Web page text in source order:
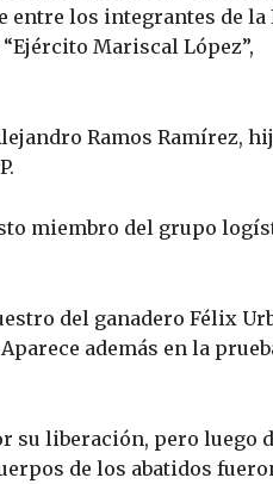
entre los integrantes de la
Mariscal López”,
Ramos Ramírez,
miembro del grupo
del ganadero Félix
además en la
su liberación, pero luego
de los abatidos